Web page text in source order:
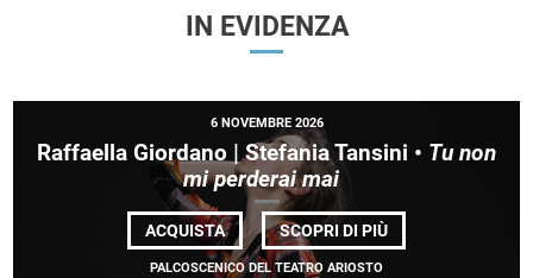
IN EVIDENZA
6 NOVEMBRE 2026
Raffaella Giordano | Stefania Tansini • Tu non
mi perderai mai
ACQUISTA SCOPRI DI PIÙDI
RAFFAELLA
PALCOSCENICO DEL TEATRO ARIOSTO